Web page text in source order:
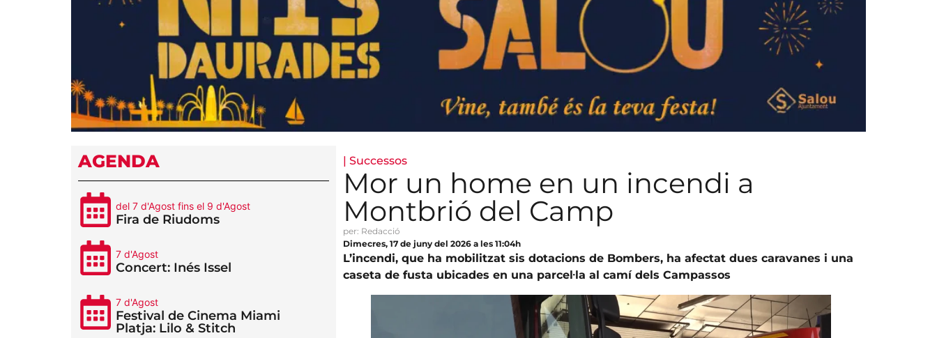
AGENDA
del 7 d'Agost fins el 9 d'Agost
Fira de Riudoms
7 d'Agost
Concert: Inés Issel
7 d'Agost
Festival de Cinema Miami
Platja: Lilo & Stitch
| Successos
Mor un home en un incendi a
Montbrió del Camp
per: Redacció
Dimecres, 17 de juny del 2026 a les 11:04h
L’incendi, que ha mobilitzat sis dotacions de Bombers, ha afectat dues caravanes i una
caseta de fusta ubicades en una parcel·la al camí dels Campassos